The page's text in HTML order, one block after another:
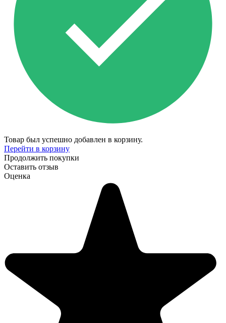
Товар был успешно добавлен в корзину.
Перейти в корзину
Продолжить покупки
Оставить отзыв
Оценка